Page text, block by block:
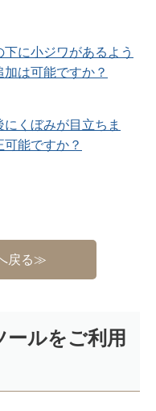
下に小ジワがあるよう
は可能ですか？
にくぼみが目立ちま
能ですか？
戻る≫
ルをご利用